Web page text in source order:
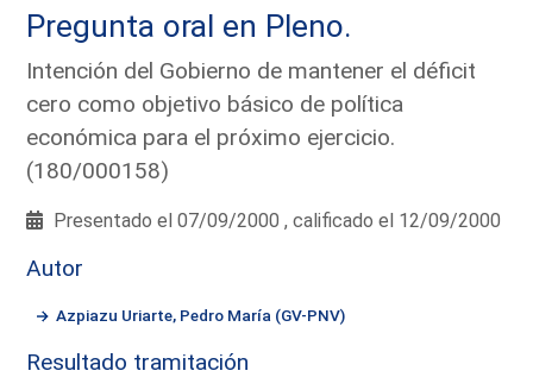
Pregunta oral en Pleno.
Intención del Gobierno de mantener el déficit
cero como objetivo básico de política
económica para el próximo ejercicio.
(180/000158)
Presentado el 07/09/2000 , calificado el 12/09/2000
Autor
Azpiazu Uriarte, Pedro María (GV-PNV)
Resultado tramitación